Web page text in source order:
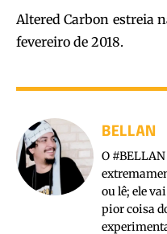
Altered Carbon estreia
fevereiro de 2018.
BELLAN
O
ou lê; ele
pior coisa